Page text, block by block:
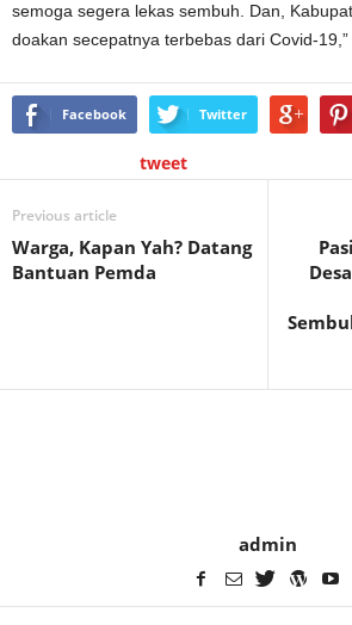
semoga segera lekas sembuh. Dan,
doakan secepatnya terbebas dari Covid-
Facebook Twitter
tweet
Previous article
Warga, Kapan Yah? Datang
Bantuan Pemda
admin